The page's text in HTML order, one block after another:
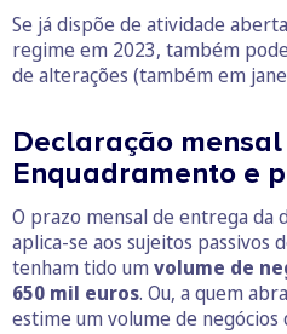
Se já dispõe de atividade
regime em 2023, também
de alterações (também em
Declaração mensal
Enquadramento e
O prazo mensal de entrega da
aplica-se aos sujeitos passivos
tenham tido um volume de
650 mil euros. Ou, a quem
estime um volume de negócios